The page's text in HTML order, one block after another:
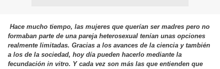
Hace mucho tiempo, las mujeres que querían ser madres pero no
formaban parte de una pareja heterosexual tenían unas opciones
realmente limitadas. Gracias a los avances de la ciencia y también
a los de la sociedad, hoy día pueden hacerlo mediante la
fecundación in vitro. Y cada vez son más las que entienden que